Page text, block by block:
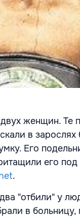
женщин. Те
в зарослях
Его
его
.
"отбили" у
в больницу,